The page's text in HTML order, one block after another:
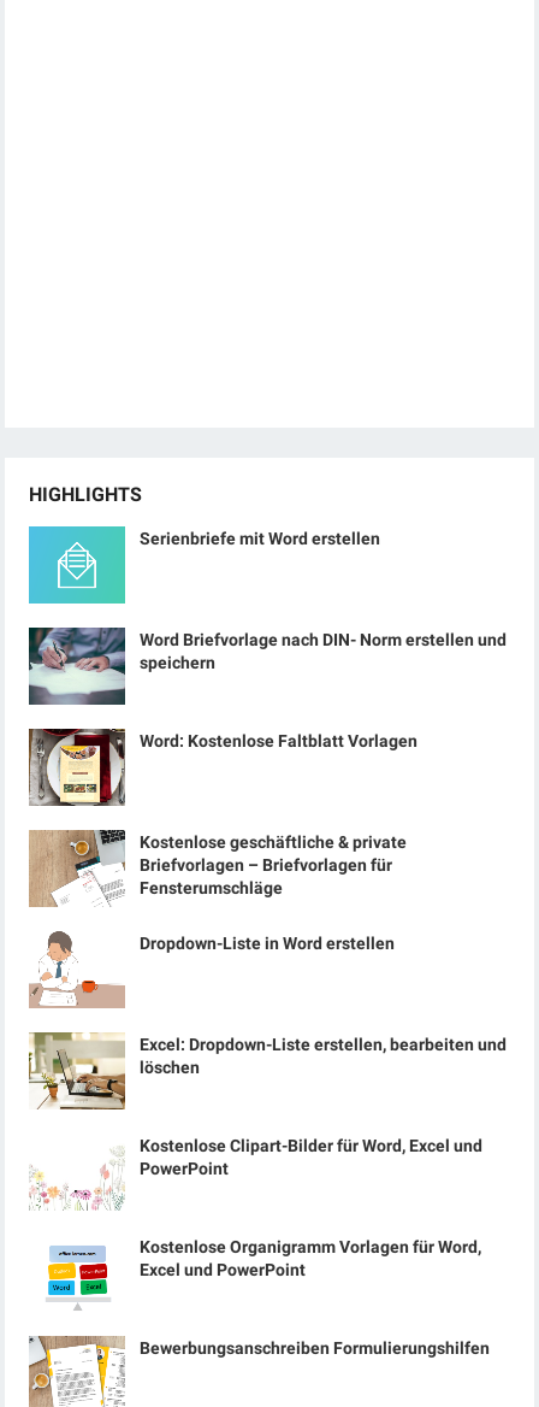
HIGHLIGHTS
Serienbriefe mit Word erstellen
Word Briefvorlage nach DIN- Norm erstellen und
speichern
Word: Kostenlose Faltblatt Vorlagen
Kostenlose geschäftliche & private
Briefvorlagen – Briefvorlagen für
Fensterumschläge
Dropdown-Liste in Word erstellen
Excel: Dropdown-Liste erstellen, bearbeiten und
löschen
Kostenlose Clipart-Bilder für Word, Excel und
PowerPoint
Kostenlose Organigramm Vorlagen für Word,
Excel und PowerPoint
Bewerbungsanschreiben Formulierungshilfen